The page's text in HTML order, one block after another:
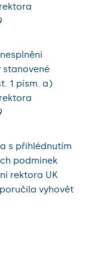
stanovené
1 písm. a)
s přihlédnutím
podmínek
rektora UK
vyhovět